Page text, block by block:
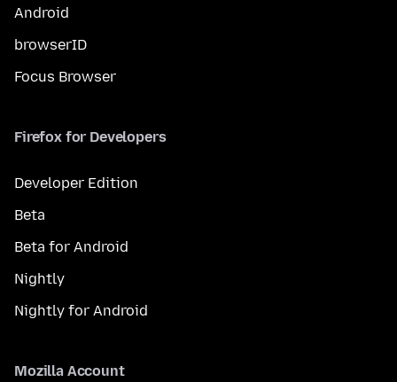
Android
browserID
Focus Browser
Firefox for Developers
Developer Edition
Beta
Beta for Android
Nightly
Nightly for Android
Mozilla Account